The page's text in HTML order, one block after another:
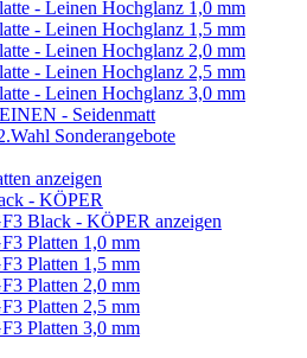
- Leinen Hochglanz 1,0 mm
- Leinen Hochglanz 1,5 mm
- Leinen Hochglanz 2,0 mm
- Leinen Hochglanz 2,5 mm
- Leinen Hochglanz 3,0 mm
- Seidenmatt
Sonderangebote
anzeigen
- KÖPER
Black - KÖPER anzeigen
Platten 1,0 mm
Platten 1,5 mm
Platten 2,0 mm
Platten 2,5 mm
Platten 3,0 mm